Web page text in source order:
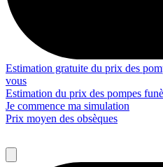
Estimation gratuite du prix des
vous
Estimation du prix des pompes
Je commence ma simulation
Prix moyen des obsèques